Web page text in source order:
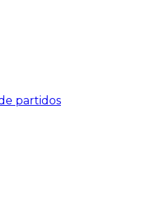
partidos